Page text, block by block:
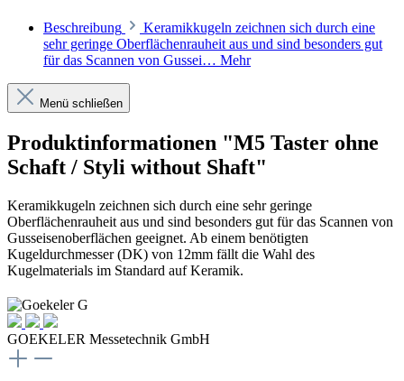
Beschreibung
Keramikkugeln zeichnen sich durch eine
sehr geringe Oberflächenrauheit aus und sind besonders gut
für das Scannen von Gussei… Mehr
Menü schließen
Produktinformationen "M5 Taster ohne
Schaft / Styli without Shaft"
Keramikkugeln zeichnen sich durch eine sehr geringe
Oberflächenrauheit aus und sind besonders gut für das Scannen von
Gusseisenoberflächen geeignet. Ab einem benötigten
Kugeldurchmesser (DK) von 12mm fällt die Wahl des
Kugelmaterials im Standard auf Keramik.
GOEKELER Messetechnik GmbH